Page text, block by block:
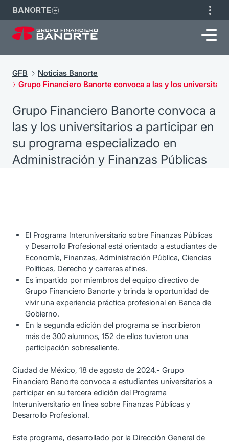
BANORTE
GFB
Noticias Banorte
Grupo Financiero Banorte convoca a las y los
Grupo Financiero Banorte convoca a
las y los universitarios a participar en
su programa especializado en
Administración y Finanzas Públicas
El Programa Interuniversitario sobre Finanzas Públicas
y Desarrollo Profesional está orientado a estudiantes de
Economía, Finanzas, Administración Pública, Ciencias
Políticas, Derecho y carreras afines.
Es impartido por miembros del equipo directivo de
Grupo Financiero Banorte y brinda la oportunidad de
vivir una experiencia práctica profesional en Banca de
Gobierno.
En la segunda edición del programa se inscribieron
más de 300 alumnos, 152 de ellos tuvieron una
participación sobresaliente.
Ciudad de México, 18 de agosto de 2024.- Grupo
Financiero Banorte convoca a estudiantes universitarios a
participar en su tercera edición del Programa
Interuniversitario en línea sobre Finanzas Públicas y
Desarrollo Profesional.
Este programa, desarrollado por la Dirección General de